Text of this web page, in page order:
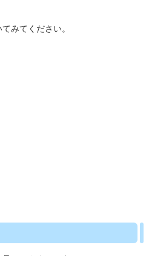
みてください。